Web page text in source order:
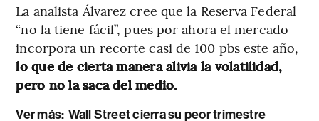
La analista Álvarez cree que la Reserva Federal
“no la tiene fácil”, pues por ahora el mercado
incorpora un recorte casi de 100 pbs este año,
lo que de cierta manera alivia la volatilidad,
pero no la saca del medio.
Ver más: Wall Street cierra su peor trimestre